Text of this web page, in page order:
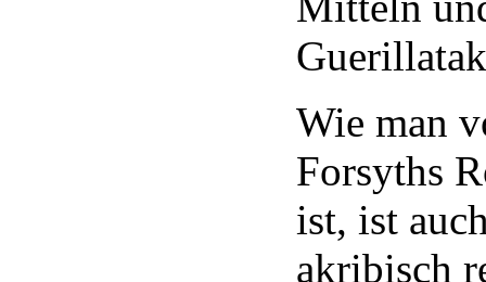
Wie man
Forsyths
ist, ist
akribisch